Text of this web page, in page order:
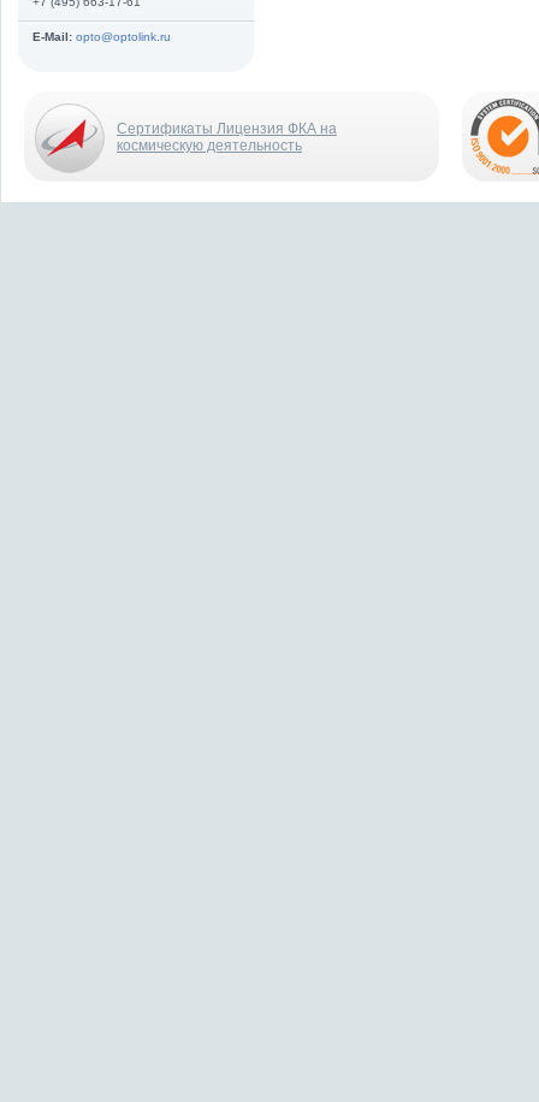
E-Mail: opto@optolink.ru
Сертификаты Лицензия ФКА на
космическую деятельность